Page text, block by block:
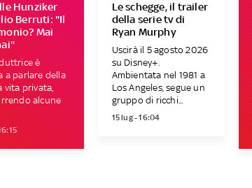
Hunziker
Berruti: "Il
Mai
è
a parlare della
vita privata,
alcune
Le schegge, il trailer
della serie tv di
Ryan Murphy
Uscirà il 5 agosto 2026
su Disney+.
Ambientata nel 1981 a
Los Angeles, segue un
gruppo di ricchi...
15 lug - 16:04